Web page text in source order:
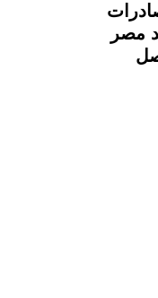
دولار، ونسبة زيادة 202%، حيث تعد مصر
تصل